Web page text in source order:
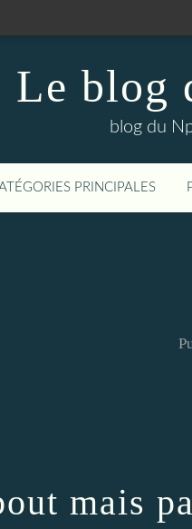
Le blog
blog du
PRINCIPALES
mais